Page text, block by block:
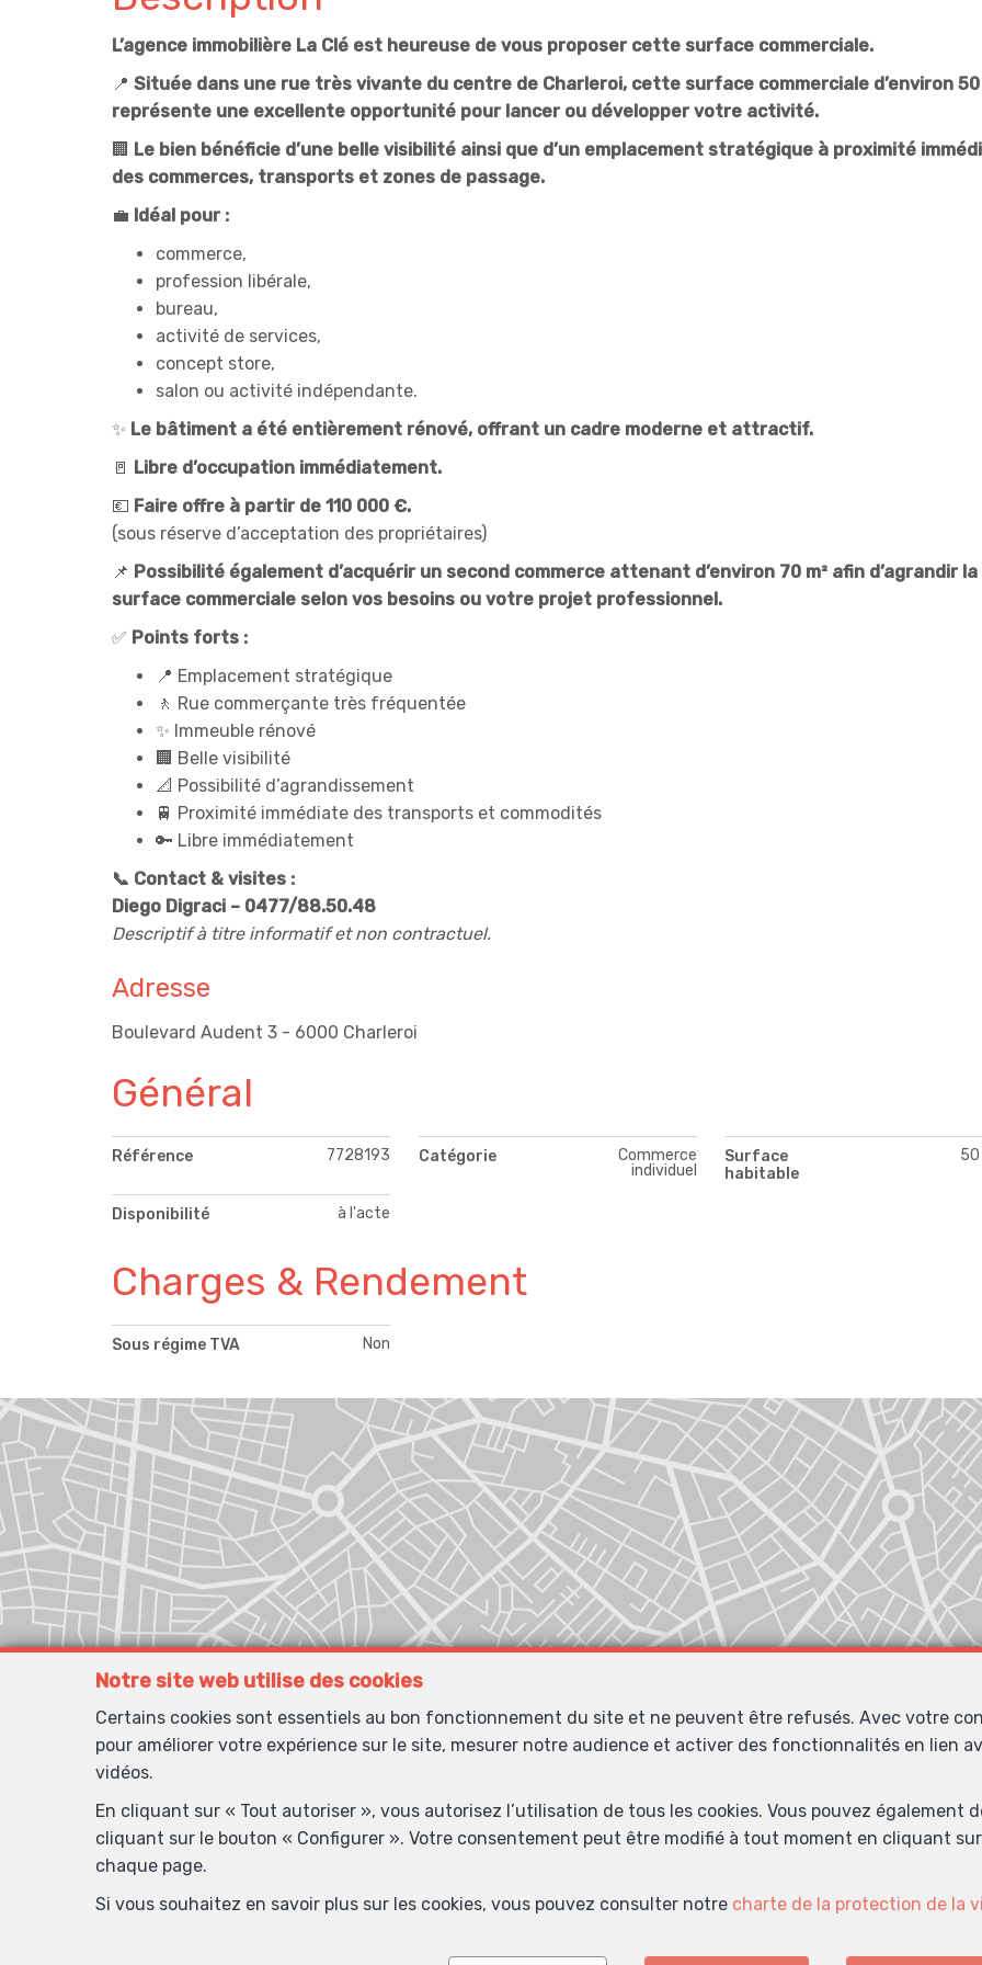
L’agence immobilière La Clé est heureuse de vous proposer cette surface commerciale.
📍 Située dans une rue très vivante du centre de Charleroi, cette surface commerciale d’environ 50
représente une excellente opportunité pour lancer ou développer votre activité.
🏢 Le bien bénéficie d’une belle visibilité ainsi que d’un emplacement stratégique à proximité
des commerces, transports et zones de passage.
💼 Idéal pour :
commerce,
profession libérale,
bureau,
activité de services,
concept store,
salon ou activité indépendante.
✨ Le bâtiment a été entièrement rénové, offrant un cadre moderne et attractif.
🚪 Libre d’occupation immédiatement.
💶 Faire offre à partir de 110 000 €.
(sous réserve d’acceptation des propriétaires)
📌 Possibilité également d’acquérir un second commerce attenant d’environ 70 m² afin d’agrandir la
surface commerciale selon vos besoins ou votre projet professionnel.
✅ Points forts :
📍 Emplacement stratégique
🚶 Rue commerçante très fréquentée
✨ Immeuble rénové
🏢 Belle visibilité
📐 Possibilité d’agrandissement
🚆 Proximité immédiate des transports et commodités
🔑 Libre immédiatement
📞 Contact & visites :
Diego Digraci – 0477/88.50.48
Descriptif à titre informatif et non contractuel.
Adresse
Boulevard Audent 3 - 6000 Charleroi
Général
Référence 7728193 Catégorie
Commerce
individuel
Surface
habitable
50
Disponibilité à l'acte
Charges & Rendement
Sous régime TVA Non
Localiser sur la carte
Notre site web utilise des cookies
Certains cookies sont essentiels au bon fonctionnement du site et ne peuvent être refusés. Avec votre
pour améliorer votre expérience sur le site, mesurer notre audience et activer des fonctionnalités en lien
vidéos.
En cliquant sur « Tout autoriser », vous autorisez l’utilisation de tous les cookies. Vous pouvez également
cliquant sur le bouton « Configurer ». Votre consentement peut être modifié à tout moment en cliquant
chaque page.
Si vous souhaitez en savoir plus sur les cookies, vous pouvez consulter notre charte de la protection de la